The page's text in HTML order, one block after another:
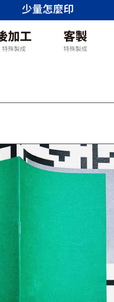
少量怎麼印
加工
特殊製成
客製
特殊製成